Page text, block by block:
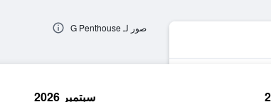
صور لـ G Penthouse
سبتمبر 2026